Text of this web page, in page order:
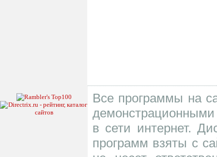
Все программы на
в сети интернет.
программ взяты с